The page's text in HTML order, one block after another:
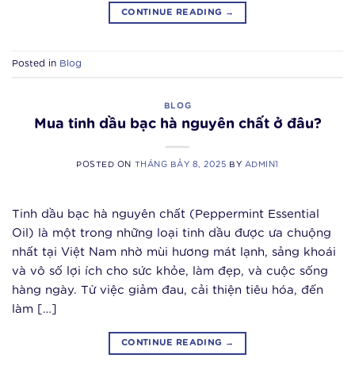
CONTINUE READING →
Posted in Blog
BLOG
Mua tinh dầu bạc hà nguyên chất ở đâu?
POSTED ON THÁNG BẢY 8, 2025 BY ADMIN1
Tinh dầu bạc hà nguyên chất (Peppermint Essential
Oil) là một trong những loại tinh dầu được ưa chuộng
nhất tại Việt Nam nhờ mùi hương mát lạnh, sảng khoái
và vô số lợi ích cho sức khỏe, làm đẹp, và cuộc sống
hàng ngày. Từ việc giảm đau, cải thiện tiêu hóa, đến
làm […]
CONTINUE READING →